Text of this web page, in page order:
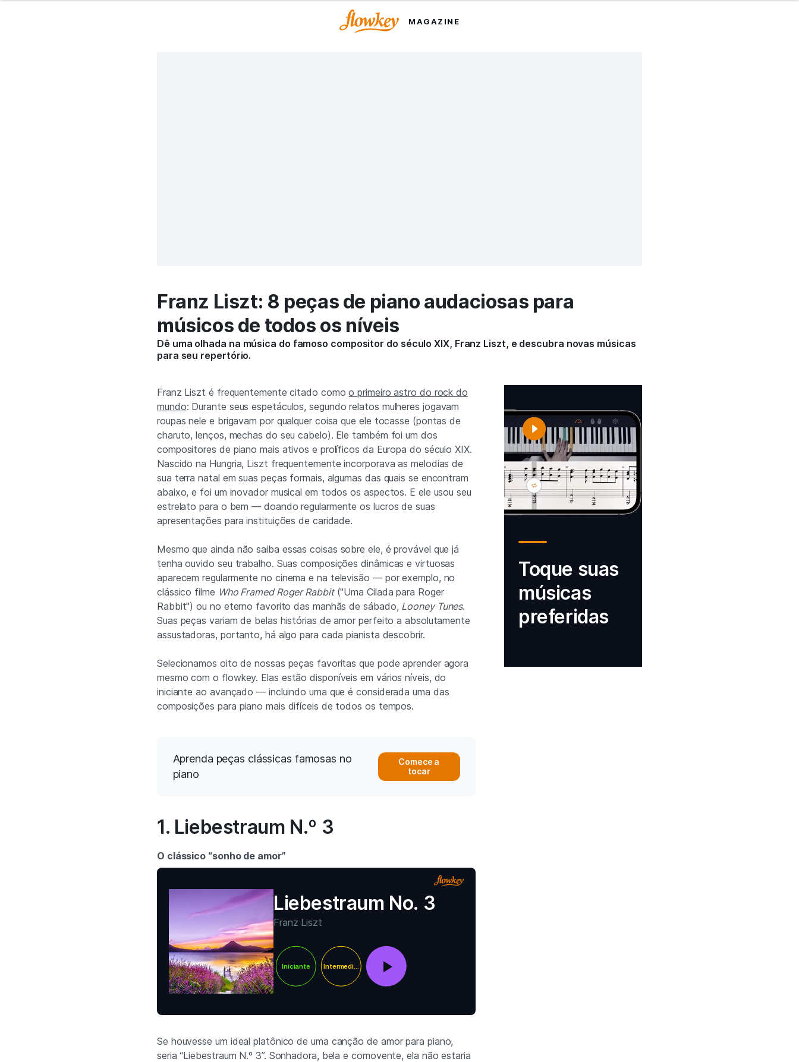
MAGAZINE
Franz Liszt: 8 peças de piano audaciosas para
músicos de todos os níveis
Dê uma olhada na música do famoso compositor do século XIX, Franz Liszt, e descubra novas músicas
para seu repertório.
Franz Liszt é frequentemente citado comoo primeiro astro do rock do
mundo: Durante seus espetáculos, segundo relatos mulheres jogavam
roupas nele e brigavam por qualquer coisa que ele tocasse (pontas de
charuto, lenços, mechas do seu cabelo). Ele também foi um dos
compositores de piano mais ativos e prolíficos da Europa do século XIX.
Nascido na Hungria, Liszt frequentemente incorporava as melodias de
sua terra natal em suas peças formais, algumas das quais se encontram
abaixo, e foi um inovador musical em todos os aspectos. E ele usou seu
estrelato para o bem — doando regularmente os lucros de suas
apresentações para instituições de caridade.
Mesmo que ainda não saiba essas coisas sobre ele, é provável que já
tenha ouvido seu trabalho. Suas composições dinâmicas e virtuosas
aparecem regularmente no cinema e na televisão — por exemplo, no
clássico filme Who Framed Roger Rabbit("Uma Cilada para Roger
Rabbit") ou no eterno favorito das manhãs de sábado, Looney Tunes.
Suas peças variam de belas histórias de amor perfeito a absolutamente
assustadoras, portanto, há algo para cada pianista descobrir.
Selecionamos oito de nossas peças favoritas que pode aprender agora
mesmo com o flowkey. Elas estão disponíveis em vários níveis, do
iniciante ao avançado — incluindo uma que é considerada uma das
composições para piano mais difíceis de todos os tempos.
Aprenda peças clássicas famosas no
piano
Comece a
tocar
1. Liebestraum N.º 3
O clássico “sonho de amor”
Liebestraum No. 3
Franz Liszt
Iniciante Intermediário
Se houvesse um ideal platônico de uma canção de amor para piano,
seria “Liebestraum N.º 3”. Sonhadora, bela e comovente, ela não estaria
Toque suas
músicas
preferidas